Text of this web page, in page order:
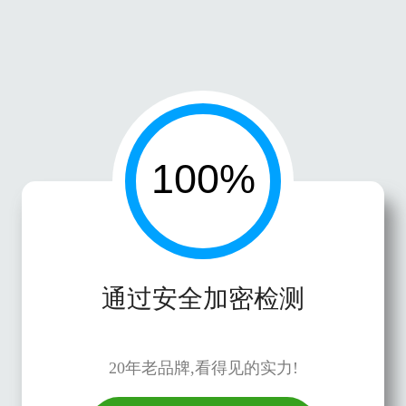
通过安全加密检测
20年老品牌,看得见的实力!